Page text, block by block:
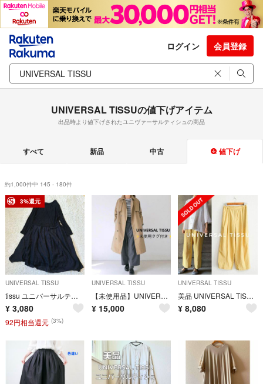
ログイン 会員登録
UNIVERSAL TISSUの値下げアイテム
出品時より値下げされたユニヴァーサルティシュの商品
すべて 新品 中古 値下げ
約1,000件中 145 - 180件
3%還元
UNIVERSAL TISSU
tissu ユニバーサルティシュ リネンコットン シルク ワンピース
¥ 3,080
92円相当還元 (3%)
UNIVERSAL TISSU
【未使用品】UNIVERSAL TISSU トレンチコート スプリングコート
¥ 15,000
UNIVERSAL TISSU
美品 UNIVERSAL TISSU タックパンツ イージーパンツ マスタード
¥ 8,080